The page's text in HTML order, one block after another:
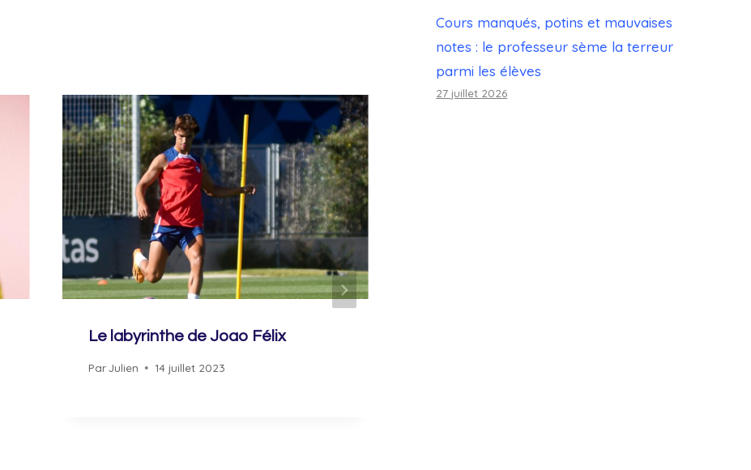
Le labyrinthe de Joao Félix
Par Julien 14 juillet 2023
Cours manqués, potins et mauvaises
notes : le professeur sème la terreur
parmi les élèves
27 juillet 2026